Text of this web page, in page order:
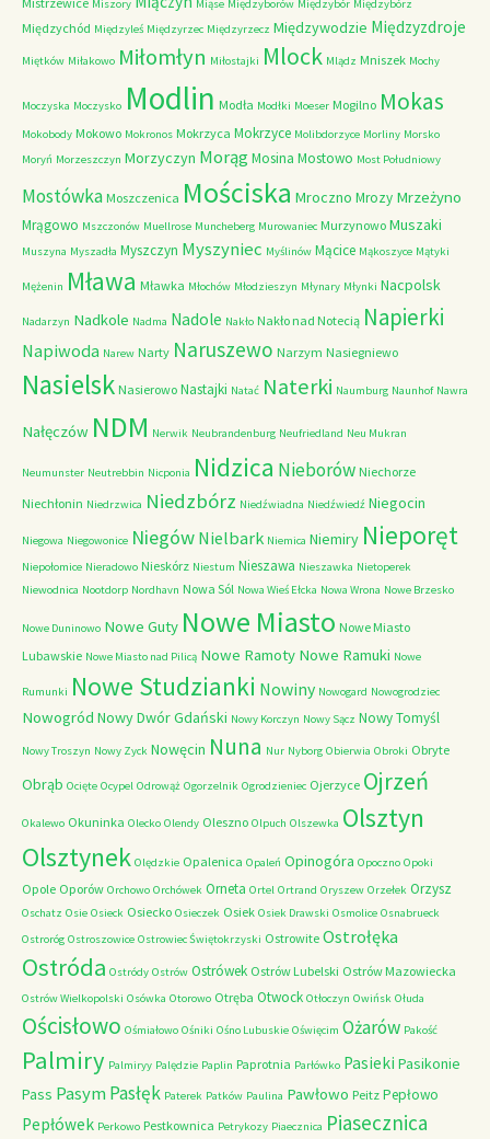
Miszory Miąse Międzyborów Międzybór Międzybórz
Międzychód Międzyleś Międzyrzec Międzyrzecz Międzywodzie Międzyzdroje
Miętków Miłakowo Miłomłyn Miłostajki Mlock Mlądz Mniszek Mochy
Moczyska Moczysko Modlin Modła Modłki Moeser Mogilno Mokas
Mokobody Mokowo Mokronos Mokrzyca Mokrzyce Molibdorzyce Morliny Morsko
Moryń Morzeszczyn Morzyczyn MorągMosina Mostowo Most Południowy
Mostówka Moszczenica Mościska Mroczno Mrozy Mrzeżyno
Mrągowo Mszczonów Muellrose Muncheberg Murowaniec Murzynowo Muszaki
Muszyna Myszadła Myszczyn Myszyniec Myślinów Mącice Mąkoszyce Mątyki
Mężenin Mława Mławka Młochów Młodzieszyn Młynary Młynki Nacpolsk
Nadarzyn Nadkole Nadma Nadole Nakło Nakło nad Notecią Napierki
Napiwoda Narew Narty Naruszewo Narzym Nasiegniewo
Nasielsk Nasierowo Nastajki Natać Naterki Naumburg Naunhof Nawra
Nałęczów NDM Nerwik Neubrandenburg Neufriedland Neu Mukran
Neumunster Neutrebbin Nicponia Nidzica Nieborów Niechorze
Niechłonin Niedrzwica Niedzbórz Niedźwiadna Niedźwiedź Niegocin
Niegowa Niegowonice Niegów Nielbark Niemica Niemiry Nieporęt
Niepołomice Nieradowo Nieskórz Niestum Nieszawa Nieszawka Nietoperek
Niewodnica Nootdorp Nordhavn Nowa Sól Nowa Wieś Ełcka Nowa Wrona Nowe Brzesko
Nowe Duninowo Nowe Guty Nowe Miasto Nowe Miasto
Lubawskie Nowe Miasto nad Pilicą Nowe Ramoty Nowe Ramuki Nowe
Rumunki Nowe Studzianki Nowiny Nowogard Nowogrodziec
Nowogród Nowy Dwór Gdański Nowy Korczyn Nowy Sącz Nowy Tomyśl
Nowy Troszyn Nowy Zyck Nowęcin Nuna Nur Nyborg Obierwia Obroki Obryte
Obrąb Ocięte Ocypel Odrowąż Ogorzelnik Ogrodzieniec Ojerzyce Ojrzeń
Okalewo Okuninka Olecko Olendy Oleszno Olpuch Olszewka Olsztyn
Olsztynek Olędzkie Opalenica Opaleń Opinogóra Opoczno Opoki
Opole Oporów Orchowo Orchówek Orneta Ortel Ortrand Oryszew Orzełek Orzysz
Oschatz Osie Osieck Osiecko Osieczek Osiek Osiek Drawski Osmolice Osnabrueck
Ostroróg Ostroszowice Ostrowiec Świętokrzyski Ostrowite Ostrołęka
Ostróda Ostródy Ostrów Ostrówek Ostrów Lubelski Ostrów Mazowiecka
Ostrów Wielkopolski Osówka Otorowo Otręba Otwock Otłoczyn Owińsk Ołuda
Ościsłowo Ośmiałowo Ośniki Ośno Lubuskie Oświęcim Ożarów Pakość
Palmiry Palmiryy Palędzie Paplin Paprotnia Parłówko Pasieki Pasikonie
Pass PasymPasłęk Paterek Patków Paulina Pawłowo Peitz Pepłowo
Pepłówek Perkowo Pestkownica Petrykozy Piaecznica Piasecznica